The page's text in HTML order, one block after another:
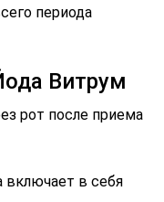
периода
Витрум
рот после приема
включает в себя